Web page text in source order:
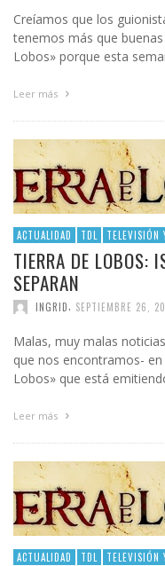
Creíamos que los
tenemos más que
Lobos» porque esta
Leer más
ACTUALIDAD TDL TELEVISIÓN
TIERRA DE LOBOS:
SEPARAN
INGRID SEPTIEMBRE 26,
Malas, muy malas
que nos encontramos-
Lobos» que está
Leer más
ACTUALIDAD TDL TELEVISIÓN